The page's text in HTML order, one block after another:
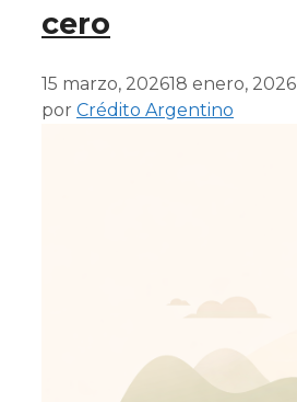
cero
15 marzo, 202618 enero, 2026
por Crédito Argentino